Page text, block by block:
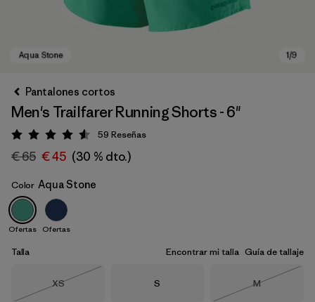
Aqua Stone
Pantalones cortos
Men's Trailfarer Running Shorts - 6"
Puntuación: 4.6 / 5
59 Reseñas
€ 65 € 45 (30 % dto.)
Color Aqua Stone
Ofertas Ofertas
Talla Encontrar mi talla Guía de tallaje
Talla
XS
Talla
S Talla
M